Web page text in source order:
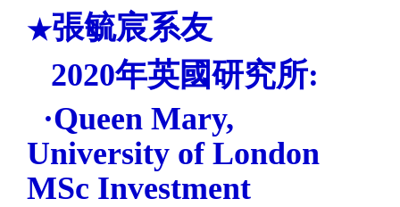
★張毓宸系友
2020年英國研究所:
·Queen Mary,
University of London
MSc Investment